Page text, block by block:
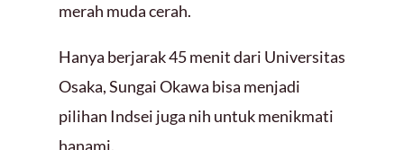
merah muda cerah.
Hanya berjarak 45 menit dari Universitas
Osaka, Sungai Okawa bisa menjadi
pilihan Indsei juga nih untuk menikmati
hanami.